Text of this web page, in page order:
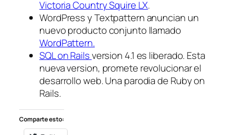
Victoria Country Squire LX.
WordPress y Textpattern anuncian un
nuevo producto conjunto llamado
WordPattern.
SQL on Railsversion 4.1 es liberado. Esta
nueva version, promete revolucionar el
desarrollo web. Una parodia de Ruby on
Rails.
Comparte esto: